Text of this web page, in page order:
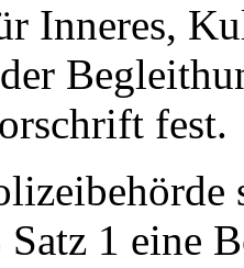
Inneres,
fest.
Satz 1 eine